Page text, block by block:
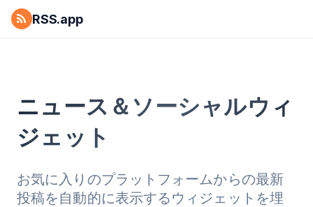
RSS.app
ニュース＆ソーシャルウィ
ジェット
お気に入りのプラットフォームからの最新
投稿を自動的に表示するウィジェットを埋